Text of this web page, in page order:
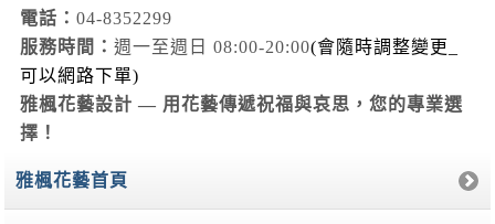
電話： 04-8352299
服務時間： 週一至週日 08:00-20:00(會隨時調整變更_
可以網路下單)
雅楓花藝設計 — 用花藝傳遞祝福與哀思，您的專業選
擇！
雅楓花藝首頁